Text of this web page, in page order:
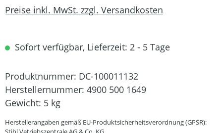
Preise inkl. MwSt. zzgl. Versandkosten
Sofort verfügbar, Lieferzeit: 2 - 5 Tage
Produktnummer: DC-100011132
Herstellernummer: 4900 500 1649
Gewicht: 5 kg
Herstellerangaben gemäß EU-Produktsicherheitsverordnung (GPSR):